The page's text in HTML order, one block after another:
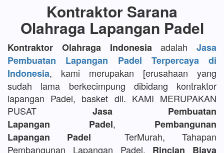
Kontraktor Sarana
Olahraga Lapangan Padel
Kontraktor Olahraga Indonesia adalah Jasa
Pembuatan Lapangan Padel Terpercaya di
Indonesia, kami merupakan [erusahaan yang
sudah lama berkecimpung dibidang kontraktor
lapangan Padel, basket dll. KAMI MERUPAKAN
PUSAT Jasa Pembuatan
Lapangan Padel, Pembangunan
Lapangan Padel TerMurah, Tahapan
Pembangunan Lapangan Padel, Rincian Biaya